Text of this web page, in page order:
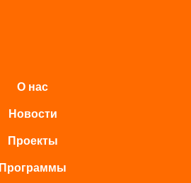
О нас
Новости
Проекты
Программы